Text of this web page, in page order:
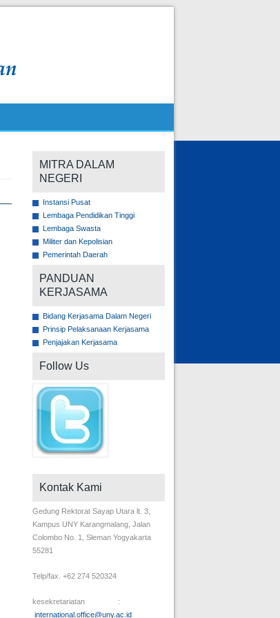
MITRA DALAM
NEGERI
Instansi Pusat
Lembaga Pendidikan Tinggi
Lembaga Swasta
Militer dan Kepolisian
Pemerintah Daerah
PANDUAN
KERJASAMA
Bidang Kerjasama Dalam Negeri
Prinsip Pelaksanaan Kerjasama
Penjajakan Kerjasama
Follow Us
Kontak Kami
Gedung Rektorat Sayap Utara lt. 3,
Kampus UNY Karangmalang, Jalan
Colombo No. 1, Sleman Yogyakarta
55281
Telp/fax. +62 274 520324
kesekretariatan :
international.office@uny.ac.id